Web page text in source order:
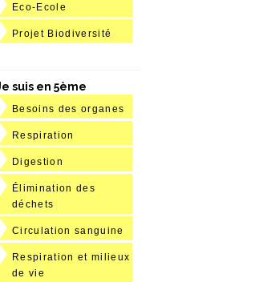
Eco-Ecole
Projet Biodiversité
suis en 5ème
Besoins des organes
Respiration
Digestion
Élimination des
déchets
Circulation sanguine
Respiration et milieux
de vie